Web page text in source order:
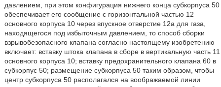
давлением, при этом конфигурация нижнего конца субкорпуса 50
обеспечивает его сообщение с горизонтальной частью 12
основного корпуса 10 через впускное отверстие 12а для газа,
находящегося под избыточным давлением, то способ сборки
взрывобезопасного клапана согласно настоящему изобретению
включает: вставку штока клапана в сборе в вертикальную часть 11
основного корпуса 10; вставку предохранительного клапана 60 в
субкорпус 50; размещение субкорпуса 50 таким образом, чтобы
центр субкорпуса 50 располагался на воображаемой линии